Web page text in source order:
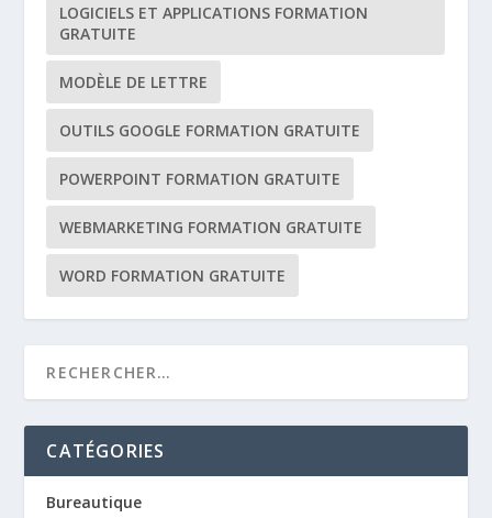
LOGICIELS ET APPLICATIONS FORMATION
GRATUITE
MODÈLE DE LETTRE
OUTILS GOOGLE FORMATION GRATUITE
POWERPOINT FORMATION GRATUITE
WEBMARKETING FORMATION GRATUITE
WORD FORMATION GRATUITE
CATÉGORIES
Bureautique